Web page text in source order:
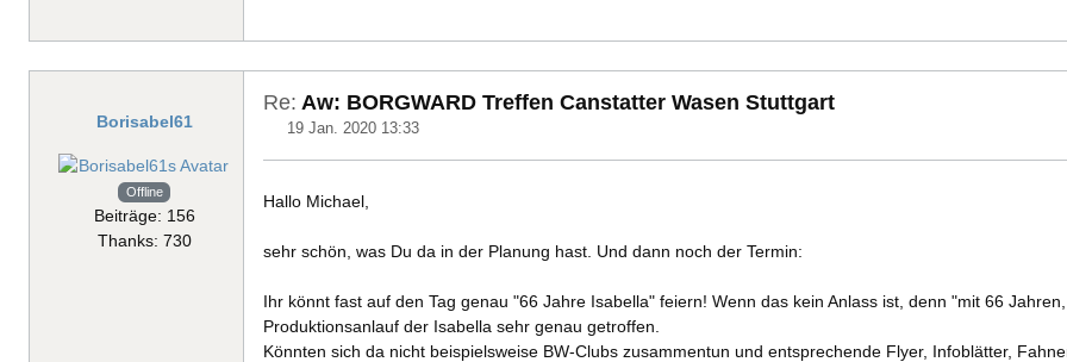
Borisabel61
Offline
Beiträge: 156
Thanks: 730
Re: Aw: BORGWARD Treffen Canstatter Wasen Stuttgart
19 Jan. 2020 13:33
Hallo Michael,
sehr schön, was Du da in der Planung hast. Und dann noch der Termin:
Ihr könnt fast auf den Tag genau "66 Jahre Isabella" feiern! Wenn das kein Anlass ist, denn "mit 66
Produktionsanlauf der Isabella sehr genau getroffen.
Könnten sich da nicht beispielsweise BW-Clubs zusammentun und entsprechende Flyer, Infoblätter,